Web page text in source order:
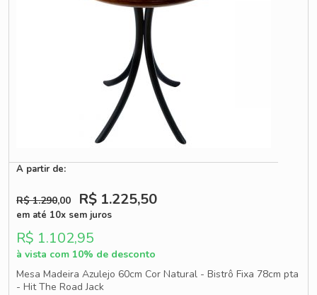
A partir de:
R$ 1.290,00 R$ 1.225,50
em até 10x sem juros
R$ 1.102,95
à vista com 10% de desconto
Mesa Madeira Azulejo 60cm Cor Natural - Bistrô Fixa 78cm pta
- Hit The Road Jack